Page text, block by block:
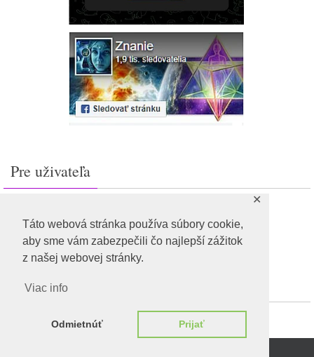
Táto webová stránka používa súbory cookie,
aby sme vám zabezpečili čo najlepší zážitok
z našej webovej stránky.
Viac info
Odmietnúť Prijať
✕
Pre uživateľa
Feed záznamov
RSS feed komentárov
WordPress.org